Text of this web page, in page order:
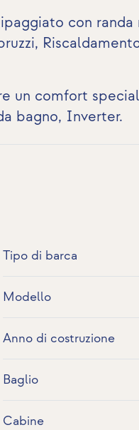
con
un comfort
bagno, Inverter.
Tipo di barca
Modello
Anno di costruzione
Baglio
Cabine